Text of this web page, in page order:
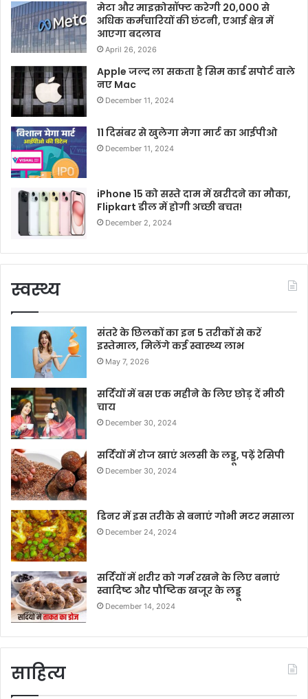
मेटा और माइक्रोसॉफ्ट करेगी 20,000 से
अधिक कर्मचारियों की छंटनी, एआई क्षेत्र में
आएगा बदलाव
April 26, 2026
Apple जल्द ला सकता है सिम कार्ड सपोर्ट वाले
नए Mac
December 11, 2024
11 दिसंबर से खुलेगा मेगा मार्ट का आईपीओ
December 11, 2024
iPhone 15 को सस्ते दाम में खरीदने का मौका,
Flipkart डील में होगी अच्छी बचत!
December 2, 2024
स्वस्थ्य
संतरे के छिलकों का इन 5 तरीकों से करें
इस्तेमाल, मिलेंगे कई स्वास्थ्य लाभ
May 7, 2026
सर्दियों में बस एक महीने के लिए छोड़ दें मीठी
चाय
December 30, 2024
सर्दियों में रोज खाएं अलसी के लड्डू, पढ़ें रेसिपी
December 30, 2024
डिनर में इस तरीके से बनाएं गोभी मटर मसाला
December 24, 2024
सर्दियों में शरीर को गर्म रखने के लिए बनाएं
स्वादिष्ट और पौष्टिक खजूर के लड्डू
December 14, 2024
साहित्य